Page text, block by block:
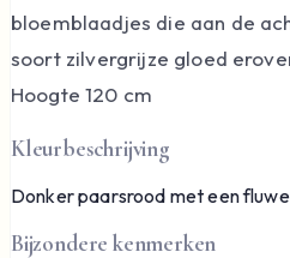
bloemblaadjes die aan de
soort zilvergrijze gloed
Hoogte 120 cm
Kleurbeschrijving
Donker paarsrood met een
Bijzondere kenmerken